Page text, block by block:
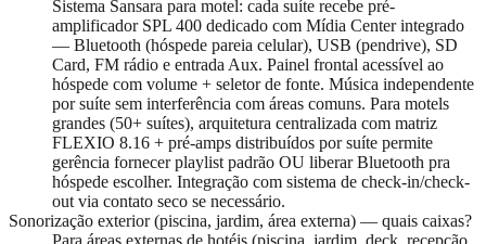
Sistema Sansara para motel: cada suíte recebe pré-
amplificador SPL 400 dedicado com Mídia Center integrado
— Bluetooth (hóspede pareia celular), USB (pendrive), SD
Card, FM rádio e entrada Aux. Painel frontal acessível ao
hóspede com volume + seletor de fonte. Música independente
por suíte sem interferência com áreas comuns. Para motels
grandes (50+ suítes), arquitetura centralizada com matriz
FLEXIO 8.16 + pré-amps distribuídos por suíte permite
gerência fornecer playlist padrão OU liberar Bluetooth pra
hóspede escolher. Integração com sistema de check-in/check-
out via contato seco se necessário.
Sonorização exterior (piscina, jardim, área externa) — quais caixas?
Para áreas externas de hotéis (piscina, jardim, deck, recepção